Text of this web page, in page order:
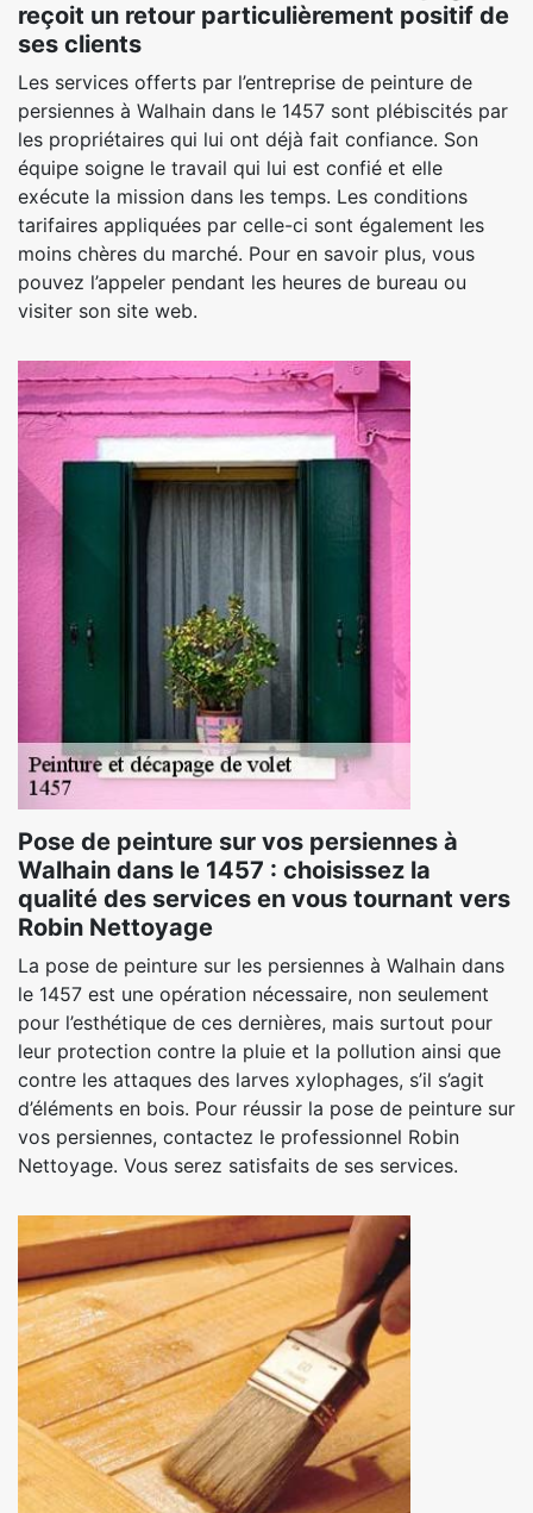
reçoit un retour particulièrement positif de
ses clients
Les services offerts par l’entreprise de peinture de
persiennes à Walhain dans le 1457 sont plébiscités par
les propriétaires qui lui ont déjà fait confiance. Son
équipe soigne le travail qui lui est confié et elle
exécute la mission dans les temps. Les conditions
tarifaires appliquées par celle-ci sont également les
moins chères du marché. Pour en savoir plus, vous
pouvez l’appeler pendant les heures de bureau ou
visiter son site web.
Pose de peinture sur vos persiennes à
Walhain dans le 1457 : choisissez la
qualité des services en vous tournant vers
Robin Nettoyage
La pose de peinture sur les persiennes à Walhain dans
le 1457 est une opération nécessaire, non seulement
pour l’esthétique de ces dernières, mais surtout pour
leur protection contre la pluie et la pollution ainsi que
contre les attaques des larves xylophages, s’il s’agit
d’éléments en bois. Pour réussir la pose de peinture sur
vos persiennes, contactez le professionnel Robin
Nettoyage. Vous serez satisfaits de ses services.